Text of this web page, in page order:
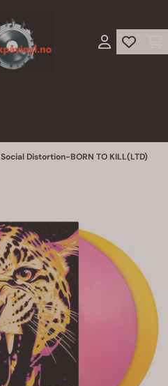
Social Distortion-BORN TO KILL(LTD)